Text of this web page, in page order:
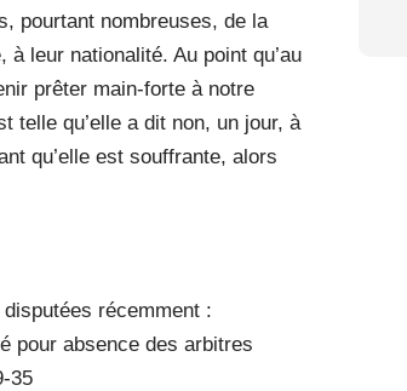
pourtant nombreuses, de la
leur nationalité. Au point qu’au
prêter main-forte à notre
telle qu’elle a dit non, un jour, à
qu’elle est souffrante, alors
récemment :
pour absence des arbitres
35